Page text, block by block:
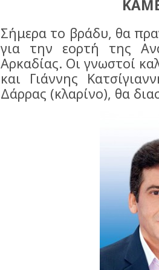
Σήμερα το βράδυ, θα
για την εορτή της
Αρκαδίας. Οι γνωστοί
και Γιάννης
Δάρρας (κλαρίνο), θα